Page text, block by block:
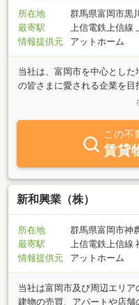
さい。お問い合わせ：
3338
所在地
群馬県富岡市黒
最寄駅
上信電鉄上信線
情報提供元
アットホーム
当社は、富岡市を中心とし
の皆さまに愛される企業を
動産は、単に物件を売買す
お客様一人ひとりのニーズ
できるよう、常に誠実な対
動を行い、地元の特色や市
の高いサービスをご提供す
そできる、きめ細やかなサ
手伝いさせていただきます。
けるパートナーとして、さら
この不
賃貸
新和興業（株）
所在地
群馬県富岡市神
最寄駅
上信電鉄上信線
情報提供元
アットホーム
当社は富岡市及び周辺エリ
建物の売買、アパートや店